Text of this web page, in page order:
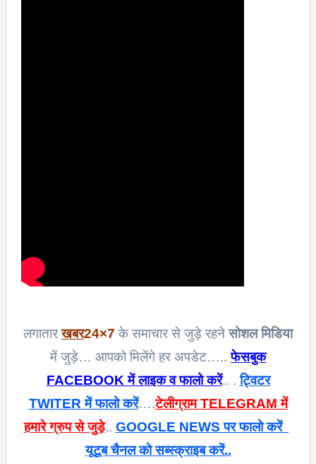
लगातारखबर24×7 के समाचार से जुड़े रहनेसोशल मिडिया
में जुड़े… आपको मिलेंगे हर अपडेट…..फेसबुक
FACEBOOK में लाइक व फालो करें.. .ट्विटर
TWITER में फालो करें….टेलीग्राम TELEGRAM में
हमारे ग्रुप से जुड़े.. GOOGLE NEWS पर फालो करें
यूटूब चैनल को सब्स्क्राइब करें..